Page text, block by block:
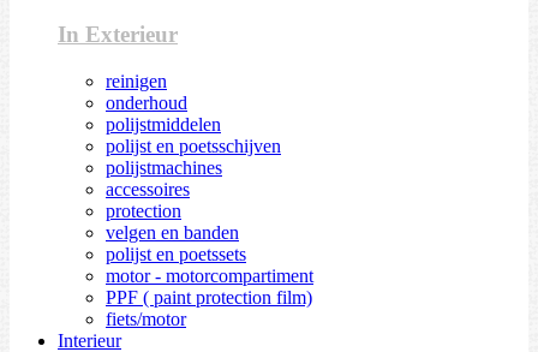
In Exterieur
reinigen
onderhoud
polijstmiddelen
polijst en poetsschijven
polijstmachines
accessoires
protection
velgen en banden
polijst en poetssets
motor - motorcompartiment
PPF ( paint protection film)
fiets/motor
Interieur